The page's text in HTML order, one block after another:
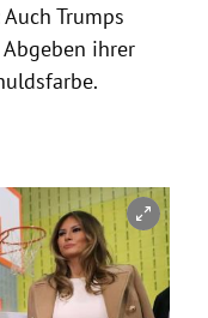
Trumps
ihrer